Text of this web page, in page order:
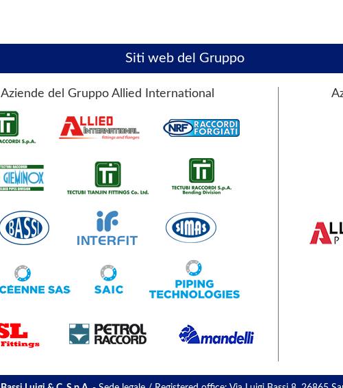
Siti web del Gruppo
Aziende del Gruppo Allied International